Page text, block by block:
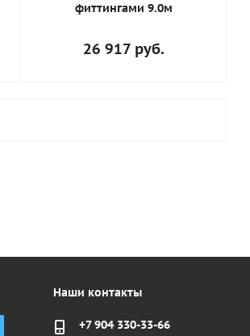
фиттингами 9.0м
26 917 руб.
Наши контакты
+7 904 330-33-66